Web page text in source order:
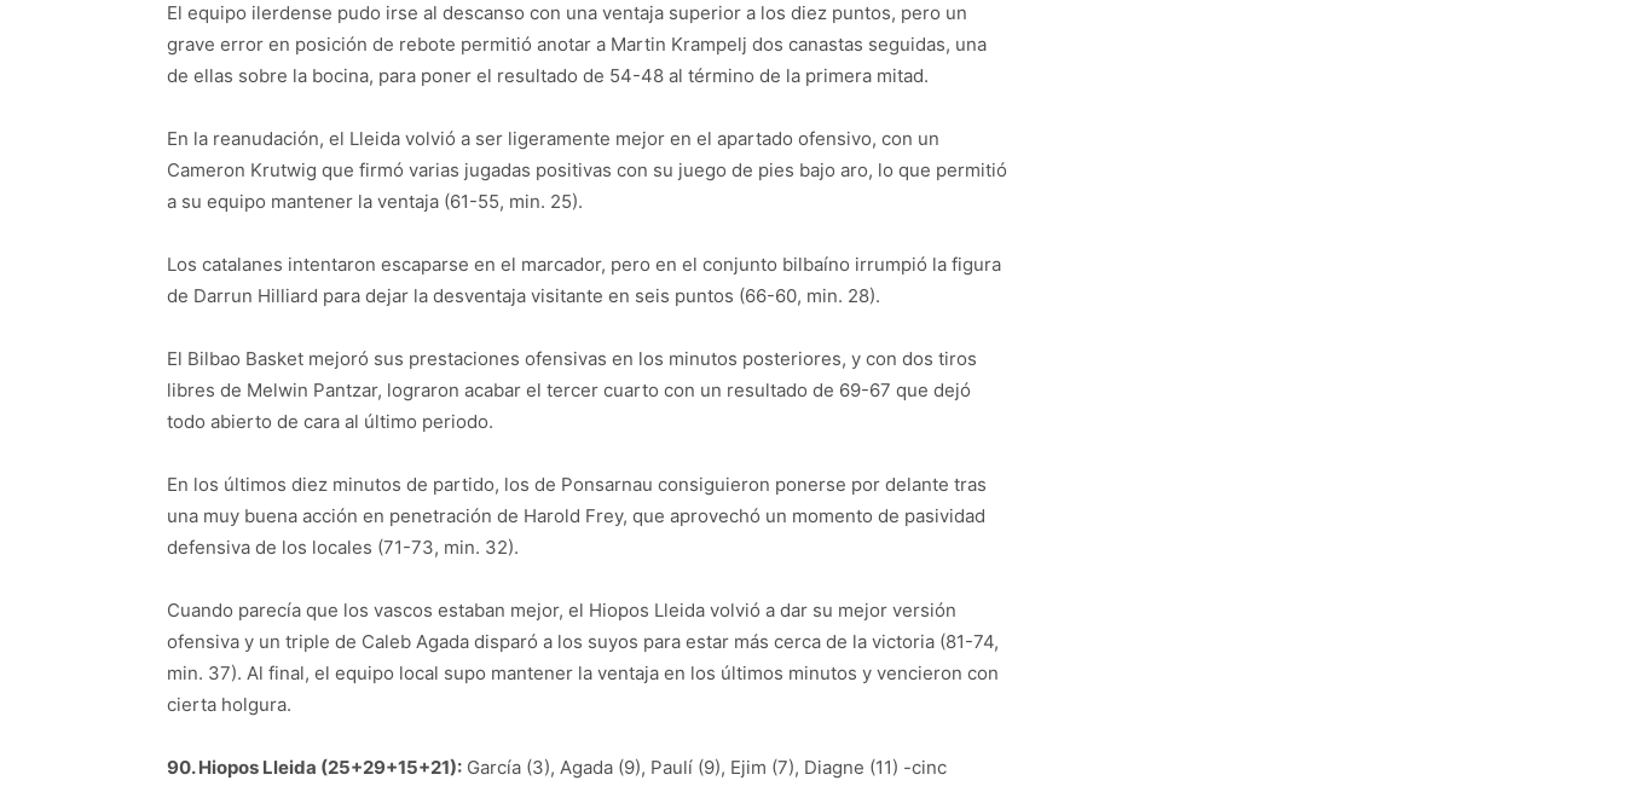
El equipo ilerdense pudo irse al descanso con una ventaja superior a los diez puntos, pero un
grave error en posición de rebote permitió anotar a Martin Krampelj dos canastas seguidas, una
de ellas sobre la bocina, para poner el resultado de 54-48 al término de la primera mitad.
En la reanudación, el Lleida volvió a ser ligeramente mejor en el apartado ofensivo, con un
Cameron Krutwig que firmó varias jugadas positivas con su juego de pies bajo aro, lo que permitió
a su equipo mantener la ventaja (61-55, min. 25).
Los catalanes intentaron escaparse en el marcador, pero en el conjunto bilbaíno irrumpió la figura
de Darrun Hilliard para dejar la desventaja visitante en seis puntos (66-60, min. 28).
El Bilbao Basket mejoró sus prestaciones ofensivas en los minutos posteriores, y con dos tiros
libres de Melwin Pantzar, lograron acabar el tercer cuarto con un resultado de 69-67 que dejó
todo abierto de cara al último periodo.
En los últimos diez minutos de partido, los de Ponsarnau consiguieron ponerse por delante tras
una muy buena acción en penetración de Harold Frey, que aprovechó un momento de pasividad
defensiva de los locales (71-73, min. 32).
Cuando parecía que los vascos estaban mejor, el Hiopos Lleida volvió a dar su mejor versión
ofensiva y un triple de Caleb Agada disparó a los suyos para estar más cerca de la victoria (81-74,
min. 37). Al final, el equipo local supo mantener la ventaja en los últimos minutos y vencieron con
cierta holgura.
90. Hiopos Lleida (25+29+15+21): García (3), Agada (9), Paulí (9), Ejim (7), Diagne (11) -cinc